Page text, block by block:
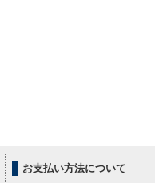
お支払い方法について